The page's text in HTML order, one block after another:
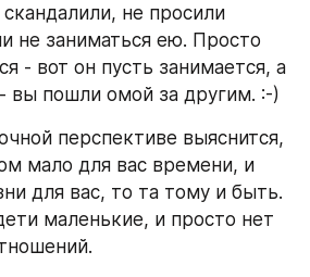
не просили
не заниматься ею. Просто
- вот он пусть занимается, а
вы пошли омой за другим. :-)
перспективе выяснится,
мало для вас времени, и
для вас, то та тому и быть.
маленькие, и просто нет